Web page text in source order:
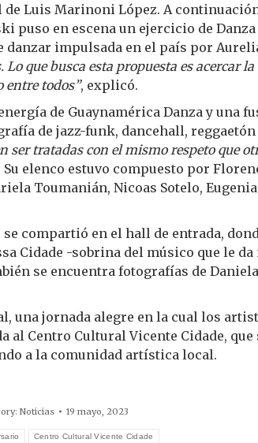
Luis Marinoni López. A
puso en escena un ejercicio de Danza
danzar impulsada en el país por
que busca esta propuesta es acercar
entre todos”, explicó.
de Guaynamérica Danza y una
de jazz-funk, dancehall,
ser tratadas con el mismo respeto que
elenco estuvo compuesto por
Toumanián, Nicoas Sotelo,
compartió en el hall de entrada,
Cidade -sobrina del músico que le da
se encuentra fotografías de
una jornada alegre en la cual los
al Centro Cultural Vicente Cidade, que
a la comunidad artística local.
Noticias 19 mayo, 2023
Centro Cultural Vicente Cidade